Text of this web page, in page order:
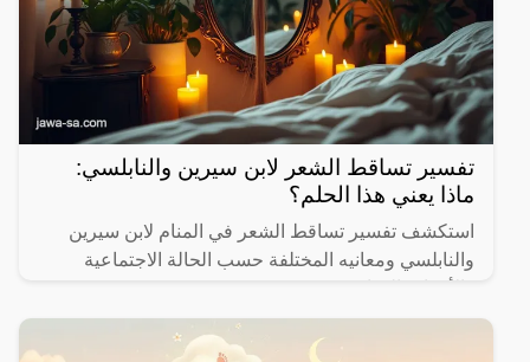
تفسير تساقط الشعر لابن سيرين والنابلسي:
ماذا يعني هذا الحلم؟
استكشف تفسير تساقط الشعر في المنام لابن سيرين
والنابلسي ومعانيه المختلفة حسب الحالة الاجتماعية